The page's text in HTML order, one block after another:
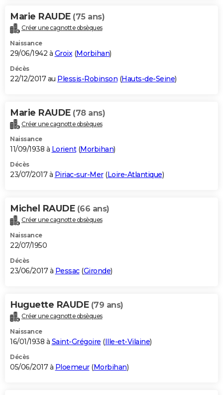
Marie RAUDE (75 ans)
Créer une cagnotte obsèques
Naissance
29/06/1942 à Groix (Morbihan)
Décès
22/12/2017 au Plessis-Robinson (Hauts-de-Seine)
Marie RAUDE (78 ans)
Créer une cagnotte obsèques
Naissance
11/09/1938 à Lorient(Morbihan)
Décès
23/07/2017 à Piriac-sur-Mer(Loire-Atlantique)
Michel RAUDE (66 ans)
Créer une cagnotte obsèques
Naissance
22/07/1950
Décès
23/06/2017 à Pessac(Gironde)
Huguette RAUDE (79 ans)
Créer une cagnotte obsèques
Naissance
16/01/1938 à Saint-Grégoire (Ille-et-Vilaine)
Décès
05/06/2017 à Ploemeur(Morbihan)